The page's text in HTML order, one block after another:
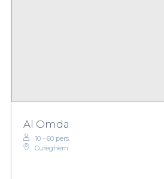
Al Omda
10 - 60 pers.
Cureghem